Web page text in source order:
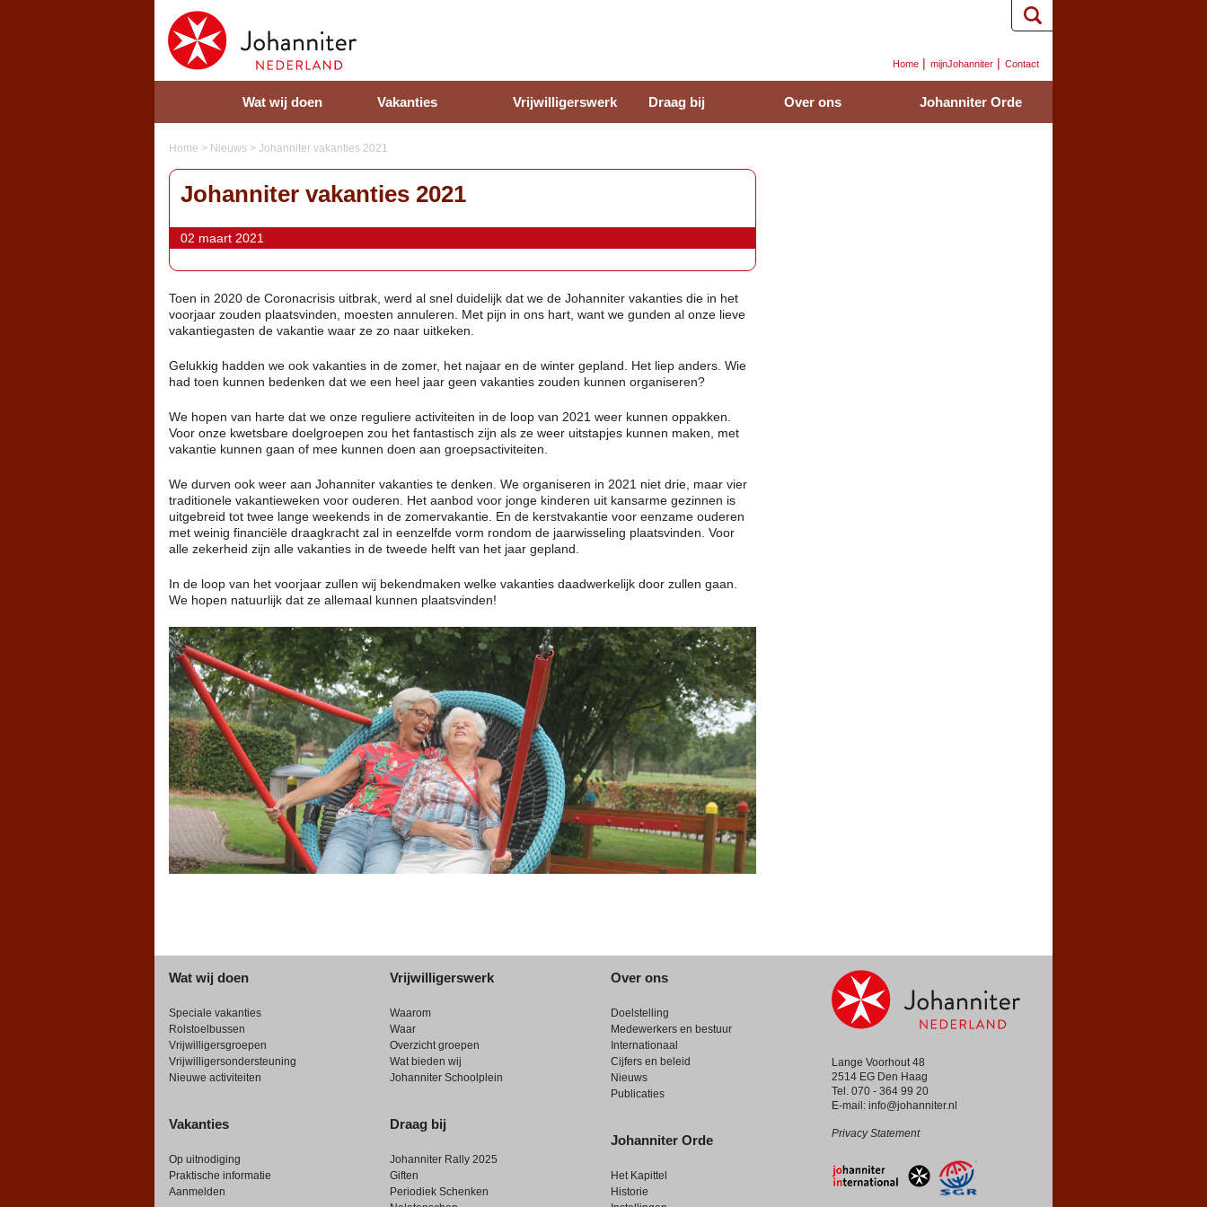
Home mijnJohanniter Contact
Wat wij doen Vakanties Vrijwilligerswerk Draag bij Over ons Johanniter Orde
Home > Nieuws > Johanniter vakanties 2021
Johanniter vakanties 2021
02 maart 2021
Toen in 2020 de Coronacrisis uitbrak, werd al snel duidelijk dat we de Johanniter vakanties die in het
voorjaar zouden plaatsvinden, moesten annuleren. Met pijn in ons hart, want we gunden al onze lieve
vakantiegasten de vakantie waar ze zo naar uitkeken.
Gelukkig hadden we ook vakanties in de zomer, het najaar en de winter gepland. Het liep anders. Wie
had toen kunnen bedenken dat we een heel jaar geen vakanties zouden kunnen organiseren?
We hopen van harte dat we onze reguliere activiteiten in de loop van 2021 weer kunnen oppakken.
Voor onze kwetsbare doelgroepen zou het fantastisch zijn als ze weer uitstapjes kunnen maken, met
vakantie kunnen gaan of mee kunnen doen aan groepsactiviteiten.
We durven ook weer aan Johanniter vakanties te denken. We organiseren in 2021 niet drie, maar vier
traditionele vakantieweken voor ouderen. Het aanbod voor jonge kinderen uit kansarme gezinnen is
uitgebreid tot twee lange weekends in de zomervakantie. En de kerstvakantie voor eenzame ouderen
met weinig financiële draagkracht zal in eenzelfde vorm rondom de jaarwisseling plaatsvinden. Voor
alle zekerheid zijn alle vakanties in de tweede helft van het jaar gepland.
In de loop van het voorjaar zullen wij bekendmaken welke vakanties daadwerkelijk door zullen gaan.
We hopen natuurlijk dat ze allemaal kunnen plaatsvinden!
Wat wij doen
Speciale vakanties
Rolstoelbussen
Vrijwilligersgroepen
Vrijwilligersondersteuning
Nieuwe activiteiten
Vakanties
Op uitnodiging
Praktische informatie
Aanmelden
Vrijwilligerswerk
Waarom
Waar
Overzicht groepen
Wat bieden wij
Johanniter Schoolplein
Draag bij
Johanniter Rally 2025
Giften
Periodiek Schenken
Over ons
Doelstelling
Medewerkers en bestuur
Internationaal
Cijfers en beleid
Nieuws
Publicaties
Johanniter Orde
Het Kapittel
Historie
Lange Voorhout 48
2514 EG Den Haag
Tel. 070 - 364 99 20
E-mail: info@johanniter.nl
Privacy Statement